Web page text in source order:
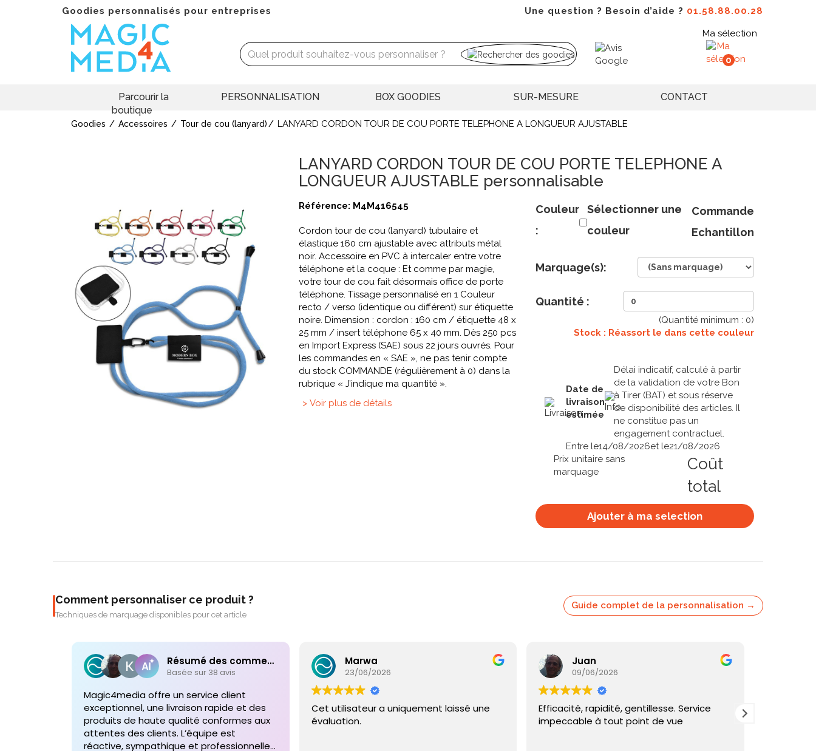
Goodies personnalisés pour entreprises Une question ? Besoin d’aide ? 01.58.88.00.28
Ma sélection
0
Parcourir la
boutique
PERSONNALISATION BOX GOODIES SUR-MESURE CONTACT
Goodies Accessoires Tour de cou (lanyard) LANYARD CORDON TOUR DE COU PORTE TELEPHONE A LONGUEUR AJUSTABLE
LANYARD CORDON TOUR DE COU PORTE TELEPHONE A
LONGUEUR AJUSTABLE personnalisable
Référence: M4M416545
Cordon tour de cou (lanyard) tubulaire et
élastique 160 cm ajustable avec attributs métal
noir. Accessoire en PVC à intercaler entre votre
téléphone et la coque : Et comme par magie,
votre tour de cou fait désormais office de porte
téléphone. Tissage personnalisé en 1 Couleur
recto / verso (identique ou différent) sur étiquette
noire. Dimension : cordon : 160 cm / étiquette 48 x
25 mm / insert téléphone 65 x 40 mm. Dès 250 pcs
en Import Express (SAE) sous 22 jours ouvrés. Pour
les commandes en « SAE », ne pas tenir compte
du stock COMMANDE (régulièrement à 0) dans la
rubrique « J’indique ma quantité ».
> Voir plus de détails
Couleur
:
Sélectionner une
couleur
Commande
Echantillon
Marquage(s):
Quantité :
(Quantité minimum : 0)
Stock : Réassort le dans cette couleur
Date de
livraison
estimée
Délai indicatif, calculé à partir
de la validation de votre Bon
à Tirer (BAT) et sous réserve
de disponibilité des articles. Il
ne constitue pas un
engagement contractuel.
Entre le14/08/2026et le21/08/2026
Prix unitaire sans
marquage
Coût
total
Ajouter à ma selection
Comment personnaliser ce produit ?
Techniques de marquage disponibles pour cet article
Guide complet de la personnalisation →
Résumé des commentaires
Basée sur 38 avis
Magic4media offre un service client
exceptionnel, une livraison rapide et des
produits de haute qualité conformes aux
attentes des clients. L’équipe est
réactive, sympathique et professionnelle,
Marwa
23/06/2026
Cet utilisateur a uniquement laissé une
évaluation.
Juan
09/06/2026
Efficacité, rapidité, gentillesse. Service
impeccable à tout point de vue